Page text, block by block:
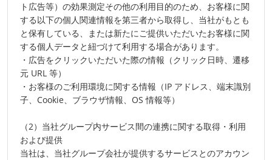
ト広告等）の効果測定その他の利用目的のため、お客様に関
する以下の個人関連情報を第三者から取得し、当社がもとも
と保有している、または新たにご提供いただいたお客様に関
する個人データと紐づけて利用する場合があります。
・広告をクリックいただいた際の情報（クリック日時、遷移
元 URL 等）
・お客様のご利用環境に関する情報（IP アドレス、端末識別
子、Cookie、ブラウザ情報、OS 情報等）
（2）当社グループ内サービス間の連携に関する取得・利用
および提供
当社は、当社グループ会社が提供するサービスとのアカウン